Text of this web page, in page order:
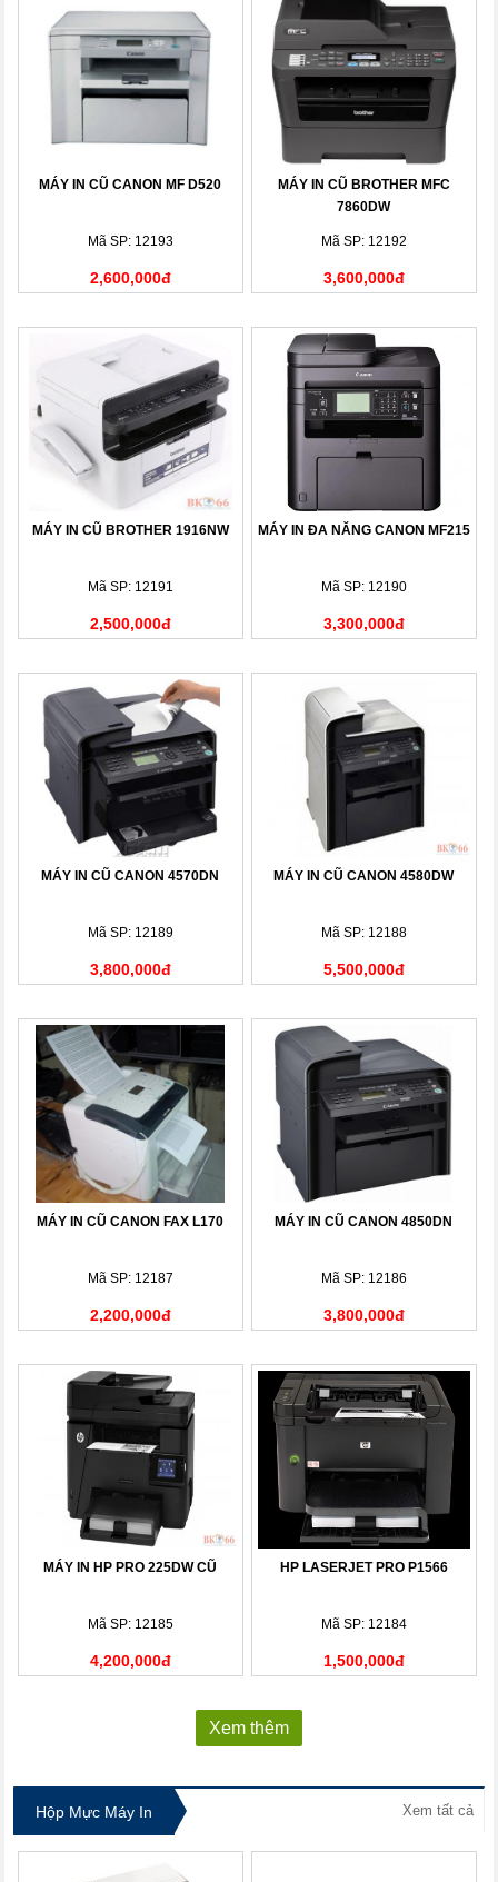
MÁY IN CŨ CANON MF D520
Mã SP: 12193
2,600,000đ
MÁY IN CŨ BROTHER MFC
7860DW
Mã SP: 12192
3,600,000đ
MÁY IN CŨ BROTHER 1916NW
Mã SP: 12191
2,500,000đ
MÁY IN ĐA NĂNG CANON MF215
Mã SP: 12190
3,300,000đ
MÁY IN CŨ CANON 4570DN
Mã SP: 12189
3,800,000đ
MÁY IN CŨ CANON 4580DW
Mã SP: 12188
5,500,000đ
MÁY IN CŨ CANON FAX L170
Mã SP: 12187
2,200,000đ
MÁY IN CŨ CANON 4850DN
Mã SP: 12186
3,800,000đ
MÁY IN HP PRO 225DW CŨ
Mã SP: 12185
4,200,000đ
HP LASERJET PRO P1566
Mã SP: 12184
1,500,000đ
Xem thêm
Hộp Mực Máy In Xem tất cả